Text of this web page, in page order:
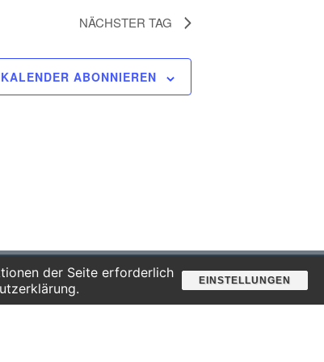
NÄCHSTER TAG
KALENDER ABONNIEREN
Suche
der Seite erforderlich
EINSTELLUNGEN